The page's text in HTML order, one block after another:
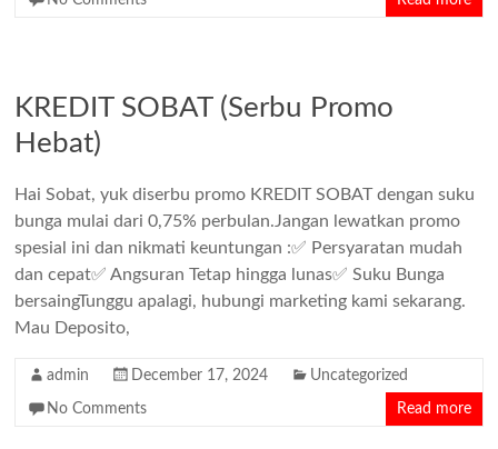
KREDIT SOBAT (Serbu Promo
Hebat)
Hai Sobat, yuk diserbu promo KREDIT SOBAT dengan suku
bunga mulai dari 0,75% perbulan.Jangan lewatkan promo
spesial ini dan nikmati keuntungan :✅ Persyaratan mudah
dan cepat✅ Angsuran Tetap hingga lunas✅ Suku Bunga
bersaingTunggu apalagi, hubungi marketing kami sekarang.
Mau Deposito,
admin December 17, 2024 Uncategorized
No Comments Read more